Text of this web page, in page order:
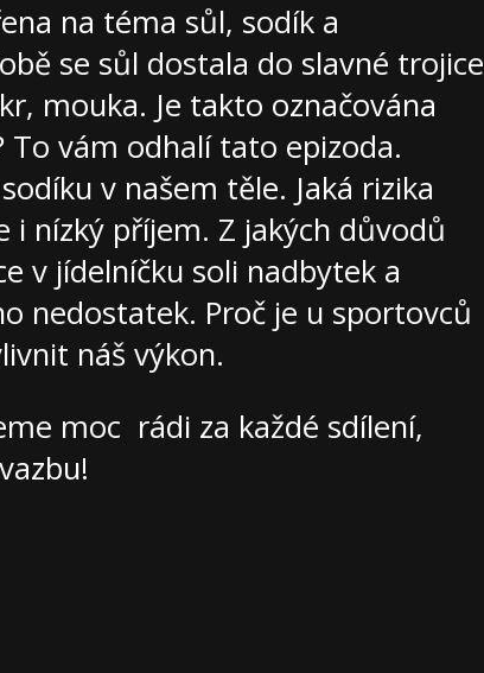
na téma sůl, sodík a
se sůl dostala do slavné trojice
mouka. Je takto označována
To vám odhalí tato epizoda.
v našem těle. Jaká rizika
i nízký příjem. Z jakých důvodů
v jídelníčku soli nadbytek a
nedostatek. Proč je u sportovců
náš výkon.
moc rádi za každé sdílení,